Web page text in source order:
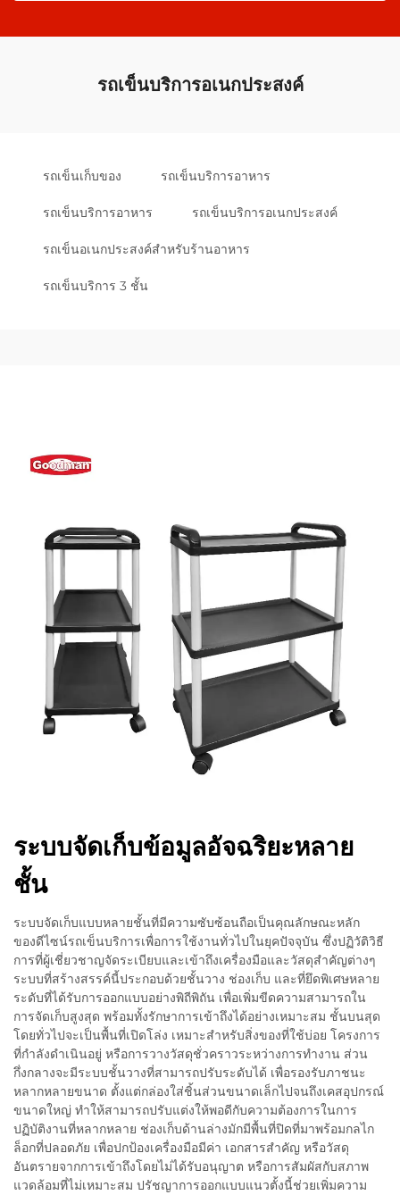
รถเข็นบริการอเนกประสงค์
รถเข็นเก็บของ รถเข็นบริการอาหาร
รถเข็นบริการอาหาร รถเข็นบริการอเนกประสงค์
รถเข็นอเนกประสงค์สำหรับร้านอาหาร
รถเข็นบริการ 3 ชั้น
ระบบจัดเก็บข้อมูลอัจฉริยะหลาย
ชั้น
ระบบจัดเก็บแบบหลายชั้นที่มีความซับซ้อนถือเป็นคุณลักษณะหลัก
ของดีไซน์รถเข็นบริการเพื่อการใช้งานทั่วไปในยุคปัจจุบัน ซึ่งปฏิวัติวิธี
การที่ผู้เชี่ยวชาญจัดระเบียบและเข้าถึงเครื่องมือและวัสดุสำคัญต่างๆ
ระบบที่สร้างสรรค์นี้ประกอบด้วยชั้นวาง ช่องเก็บ และที่ยึดพิเศษหลาย
ระดับที่ได้รับการออกแบบอย่างพิถีพิถัน เพื่อเพิ่มขีดความสามารถใน
การจัดเก็บสูงสุด พร้อมทั้งรักษาการเข้าถึงได้อย่างเหมาะสม ชั้นบนสุด
โดยทั่วไปจะเป็นพื้นที่เปิดโล่ง เหมาะสำหรับสิ่งของที่ใช้บ่อย โครงการ
ที่กำลังดำเนินอยู่ หรือการวางวัสดุชั่วคราวระหว่างการทำงาน ส่วน
กึ่งกลางจะมีระบบชั้นวางที่สามารถปรับระดับได้ เพื่อรองรับภาชนะ
หลากหลายขนาด ตั้งแต่กล่องใส่ชิ้นส่วนขนาดเล็กไปจนถึงเคสอุปกรณ์
ขนาดใหญ่ ทำให้สามารถปรับแต่งให้พอดีกับความต้องการในการ
ปฏิบัติงานที่หลากหลาย ช่องเก็บด้านล่างมักมีพื้นที่ปิดที่มาพร้อมกลไก
ล็อกที่ปลอดภัย เพื่อปกป้องเครื่องมือมีค่า เอกสารสำคัญ หรือวัสดุ
อันตรายจากการเข้าถึงโดยไม่ได้รับอนุญาต หรือการสัมผัสกับสภาพ
แวดล้อมที่ไม่เหมาะสม ปรัชญาการออกแบบแนวตั้งนี้ช่วยเพิ่มความ